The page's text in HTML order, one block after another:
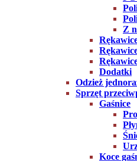
Z
Dodatki
Odzież
Sprzęt
Gaśnice
Koce